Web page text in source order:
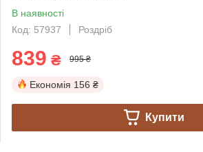
В наявності
Код: 57937
Роздріб
839 ₴ 995 ₴
Економія 156 ₴
Купити